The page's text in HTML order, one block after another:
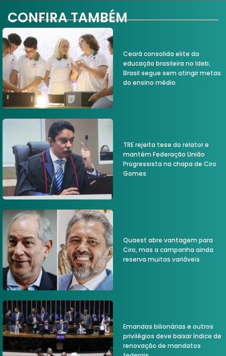
CONFIRA TAMBÉM
Ceará consolida elite da
educação brasileira no Ideb;
Brasil segue sem atingir metas
do ensino médio
TRE rejeita tese do relator e
mantém Federação União
Progressista na chapa de Ciro
Gomes
Quaest abre vantagem para
Ciro, mas a campanha ainda
reserva muitas variáveis
Emandas bilionárias e outros
privilégios deve baixar índice de
renovação de mandatos